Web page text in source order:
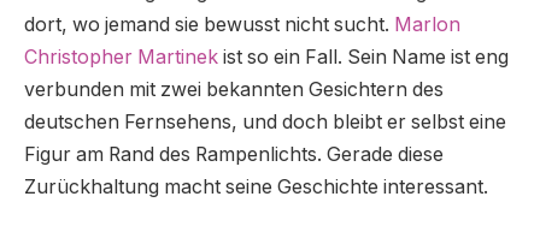
dort, wo jemand sie bewusst nicht sucht. Marlon
Christopher Martinek ist so ein Fall. Sein Name ist eng
verbunden mit zwei bekannten Gesichtern des
deutschen Fernsehens, und doch bleibt er selbst eine
Figur am Rand des Rampenlichts. Gerade diese
Zurückhaltung macht seine Geschichte interessant.